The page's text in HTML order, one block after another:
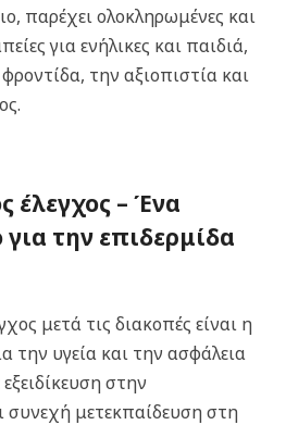
παρέχει ολοκληρωμένες και
για ενήλικες και παιδιά,
την αξιοπιστία και
έλεγχος – Ένα
την επιδερμίδα
μετά τις διακοπές είναι η
την υγεία και την ασφάλεια
στην
συνεχή μετεκπαίδευση στη